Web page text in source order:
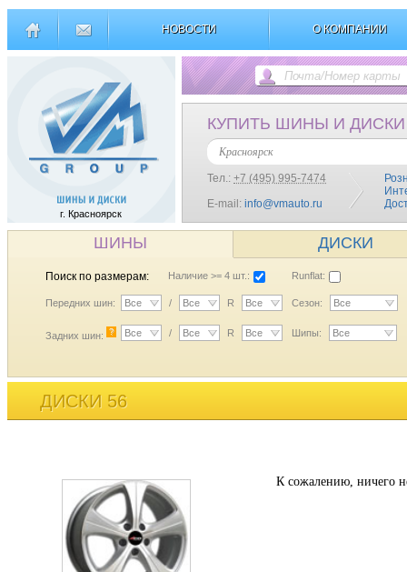
НОВОСТИ О КОМПАНИИ
г. Красноярск
КУПИТЬ ШИНЫ И ДИСКИ
Красноярск
Тел.: +7 (495) 995-7474
E-mail: info@vmauto.ru
ШИНЫ ДИСКИ
Поиск по размерам: Наличие >= 4 шт.: Runflat:
Передних шин: Все / Все R Все Сезон: Все
Задних шин: ? Все / Все R Все Шипы: Все
ДИСКИ 56
К сожалению, ничего